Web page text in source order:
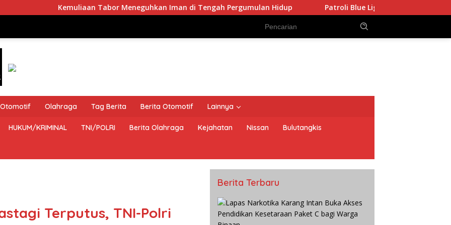
Kemuliaan Tabor Meneguhkan Iman di Tengah Pergumulan Hidup Patroli Blue Light Satlantas Tanimbar Antisipasi
Otomotif Olahraga Tag Berita Berita Otomotif Lainnya
HUKUM/KRIMINAL TNI/POLRI Berita Olahraga Kejahatan Nissan Bulutangkis
Terputus, TNI-Polri
Berita Terbaru